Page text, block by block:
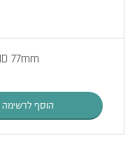
77mm
הוסף לרשימה